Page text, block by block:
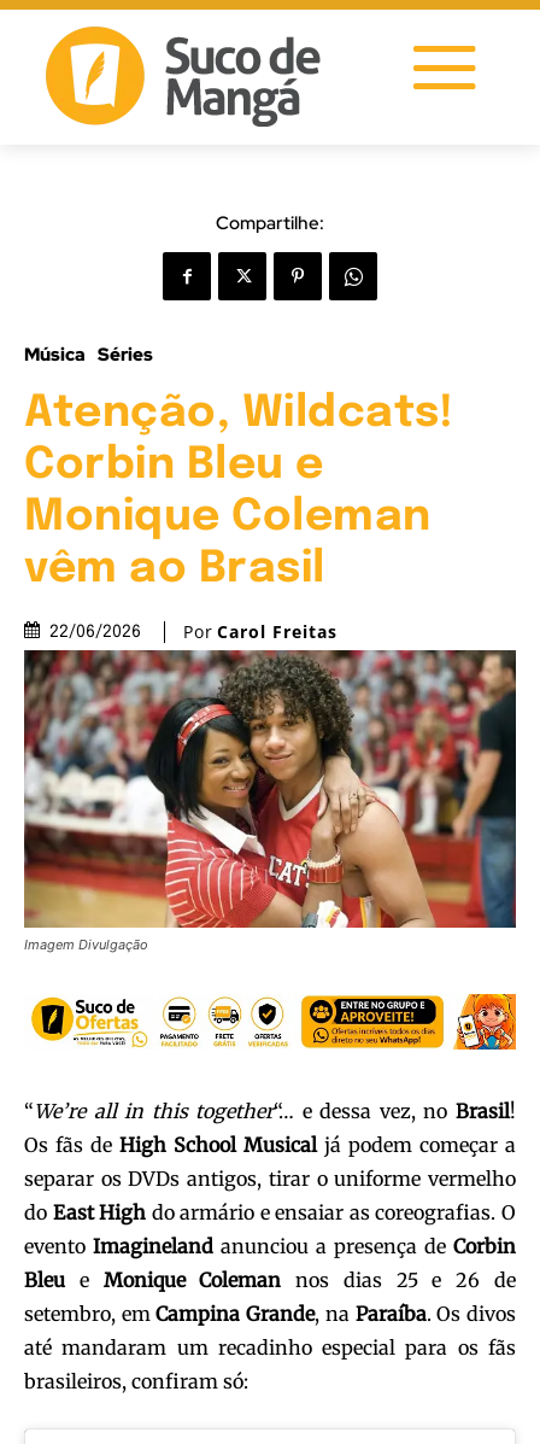
Compartilhe:
Música Séries
Atenção, Wildcats!
Corbin Bleu e
Monique Coleman
vêm ao Brasil
22/06/2026 Por Carol Freitas
Imagem Divulgação
“We’re all in this together“… e dessa vez, noBrasil!
Os fãs de High School Musical já podem começar a
separar os DVDs antigos, tirar o uniforme vermelho
do East High do armário e ensaiar as coreografias. O
evento Imagineland anunciou a presença de Corbin
Bleu e Monique Coleman nos dias 25 e 26 de
setembro, emCampina Grande, na Paraíba. Os divos
até mandaram um recadinho especial para os fãs
brasileiros, confiram só: